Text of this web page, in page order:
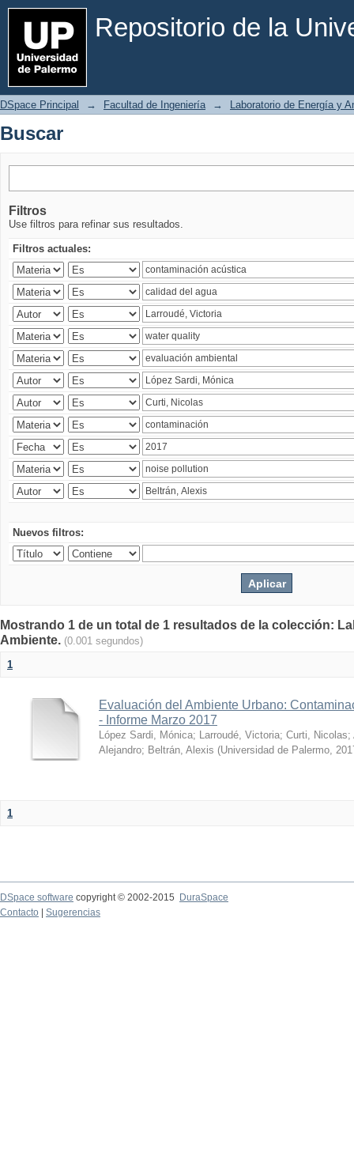
Repositorio de la
Buscar
DSpace Principal → Facultad de Ingeniería → Laboratorio de Energía y
Buscar
Filtros
Use filtros para refinar sus resultados.
Filtros actuales:
Nuevos filtros:
Mostrando 1 de un total de 1 resultados de la colección:
Ambiente. (0.001 segundos)
1
Evaluación del Ambiente Urbano:
- Informe Marzo 2017
López Sardi, Mónica; Larroudé, Victoria; Curti, Nicolas;
Alejandro; Beltrán, Alexis (Universidad de Palermo,
1
DSpace software copyright © 2002-2015
DuraSpace
Contacto
Sugerencias